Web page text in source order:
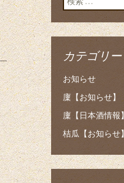
カテゴリー
お知らせ
廩【お知らせ】
廩【日本酒情報】
桔瓜【お知らせ】